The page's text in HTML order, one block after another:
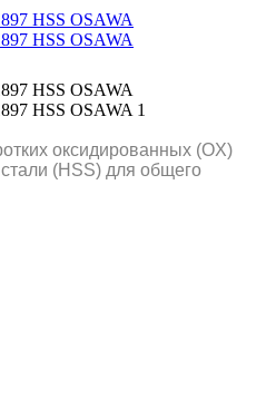
оксидированных (OX)
(HSS) для общего